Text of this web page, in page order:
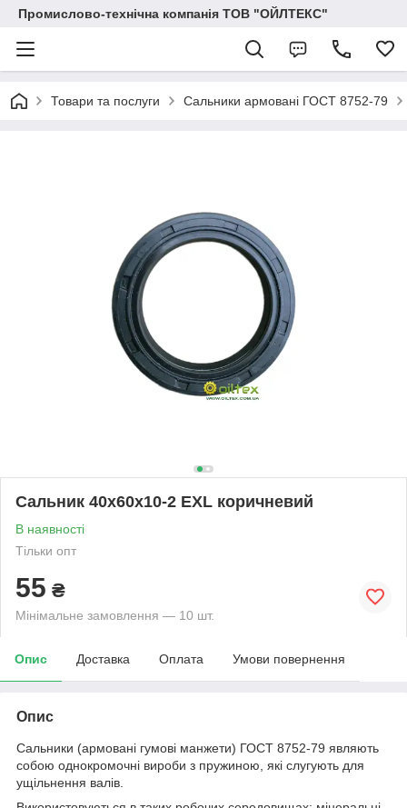
Промислово-технічна компанія ТОВ "ОЙЛТЕКС"
Товари та послуги Сальники армовані ГОСТ 8752-79
Сальник 40х60х10-2 EXL коричневий
В наявності
Тільки опт
55 ₴
Мінімальне замовлення — 10 шт.
Опис Доставка Оплата Умови повернення
Опис
Сальники (армовані гумові манжети) ГОСТ 8752-79 являють
собою однокромочні вироби з пружиною, які слугують для
ущільнення валів.